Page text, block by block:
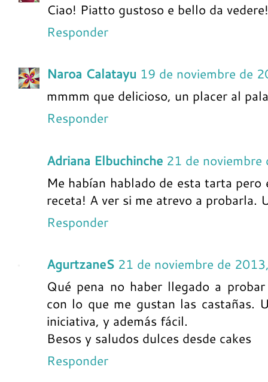
Ciao! Piatto gustoso e bello da vedere!
Responder
Naroa Calatayu 19 de noviembre de
mmmm que delicioso, un placer al
Responder
Adriana Elbuchinche 21 de
Me habían hablado de esta tarta pero
receta! A ver si me atrevo a probarla.
Responder
AgurtzaneS 21 de noviembre de
Qué pena no haber llegado a
con lo que me gustan las castañas.
iniciativa, y además fácil.
Besos y saludos dulces desde cakes
Responder